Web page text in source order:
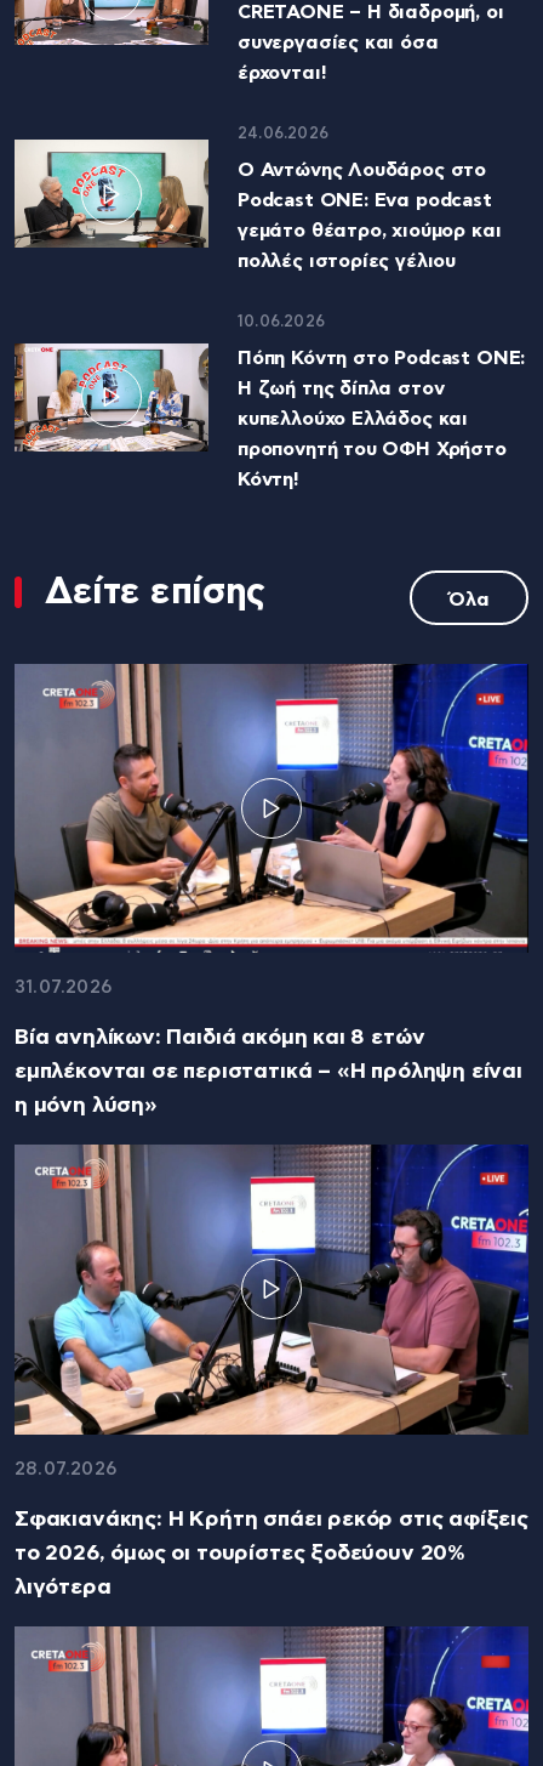
CRETAONE – Η διαδρομή, οι
συνεργασίες και όσα
έρχονται!
24.06.2026
Ο Αντώνης Λουδάρος στο
Podcast ONE: Ενα podcast
γεμάτο θέατρο, χιούμορ και
πολλές ιστορίες γέλιου
10.06.2026
Πόπη Κόντη στο Podcast ONE:
Η ζωή της δίπλα στον
κυπελλούχο Ελλάδος και
προπονητή του ΟΦΗ Χρήστο
Κόντη!
Δείτε επίσης Όλα
31.07.2026
Βία ανηλίκων: Παιδιά ακόμη και 8 ετών
εμπλέκονται σε περιστατικά – «Η πρόληψη είναι
η μόνη λύση»
28.07.2026
Σφακιανάκης: Η Κρήτη σπάει ρεκόρ στις αφίξεις
το 2026, όμως οι τουρίστες ξοδεύουν 20%
λιγότερα